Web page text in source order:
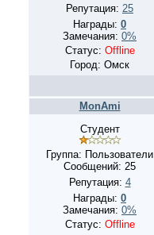
Репутация: 25
Награды: 0
Замечания: 0%
Статус: Offline
Город: Омск
MonAmi
Студент
Группа: Пользователи
Сообщений: 25
Репутация: 4
Награды: 0
Замечания: 0%
Статус: Offline